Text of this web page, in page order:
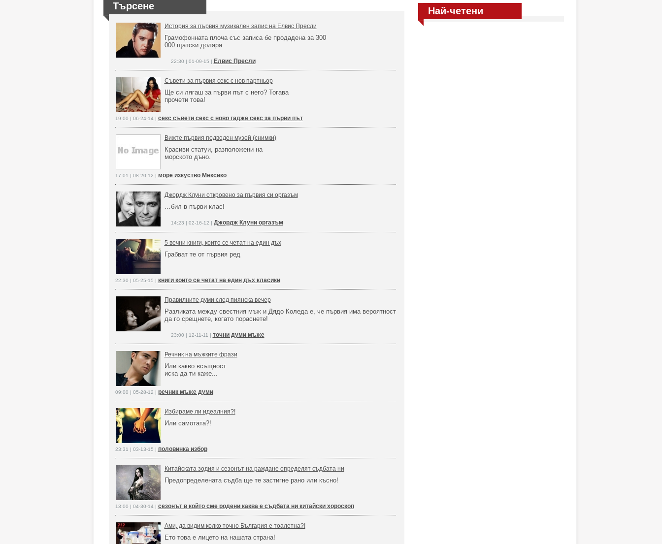
Търсене
История за първия музикален запис на Елвис Пресли
Грамофонната плоча със записа бе продадена за 300
000 щатски долара
22:30 | 01-09-15 | Елвис Пресли
Съвети за първия секс с нов партньор
Ще си лягаш за първи път с него? Тогава
прочети това!
19:00 | 06-24-14 | секс съвети секс с ново гадже секс за първи път
Вижте първия подводен музей (снимки)
Красиви статуи, разположени на
морското дъно.
17:01 | 08-20-12 | море изкуство Мексико
Джордж Клуни откровено за първия си оргазъм
…бил в първи клас!
14:23 | 02-16-12 | Джордж Клуни оргазъм
5 вечни книги, които се четат на един дъх
Грабват те от първия ред
22:30 | 05-25-15 | книги които се четат на един дъх класики
Правилните думи след пиянска вечер
Разликата между свестния мъж и Дядо Коледа е, че първия има вероятност
да го срещнете, когато пораснете!
23:00 | 12-11-11 | точни думи мъже
Речник на мъжките фрази
Или какво всъщност
иска да ти кажe...
09:00 | 05-28-12 | речник мъже думи
Избираме ли идеалния?!
Или самотата?!
23:31 | 03-13-15 | половинка избор
Китайската зодия и сезонът на раждане определят съдбата ни
Предопределената съдба ще те застигне рано или късно!
13:00 | 04-30-14 | сезонът в който сме родени каква е съдбата ни китайски хороскоп
Ами, да видим колко точно България е тоалетна?!
Ето това е лицето на нашата страна!
Най-четени